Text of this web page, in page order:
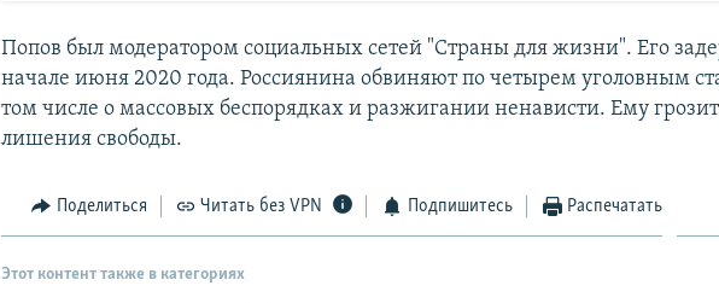
Попов был модератором социальных сетей "Страны для жизни". Его
начале июня 2020 года. Россиянина обвиняют по четырем уголовным
том числе о массовых беспорядках и разжигании ненависти. Ему грозит
лишения свободы.
Поделиться Читать без VPN Подпишитесь Распечатать
Этот контент также в категориях